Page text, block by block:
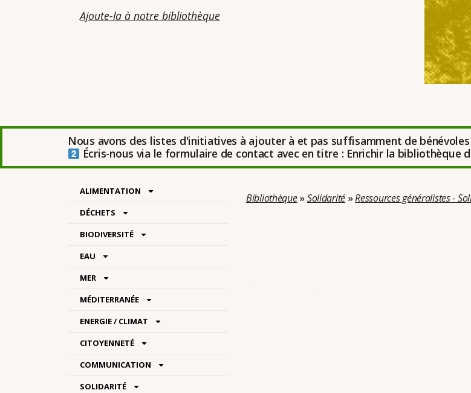
Ajoute-la à notre bibliothèque
Nous avons des listes d'initiatives à ajouter à et pas suffisamment de
Écris-nous via le formulaire de contact avec en titre : Enrichir la bibliothèque
ALIMENTATION
DÉCHETS
BIODIVERSITÉ
EAU
MER
MÉDITERRANÉE
ENERGIE / CLIMAT
CITOYENNETÉ
COMMUNICATION
SOLIDARITÉ
Bibliothèque»Solidarité »Ressources généralistes -